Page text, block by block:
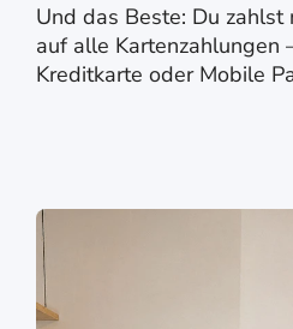
Und das Beste: Du
auf alle Kartenzahlungen
Kreditkarte oder Mobile